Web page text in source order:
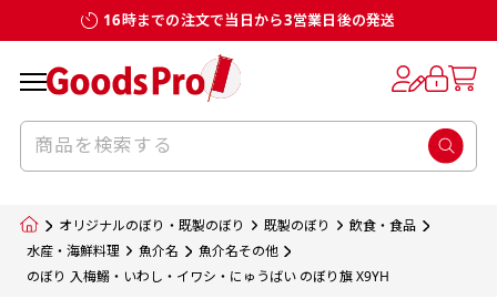
16時までの注文で当日から3営業日後の発送
オリジナルのぼり・既製のぼり 既製のぼり
飲食・食品
水産・海鮮料理
魚介名
魚介名その他
のぼり 入梅鰯・いわし・イワシ・にゅうばい のぼり旗 X9YH
お客様からのデータ入稿でのぼり旗を製作
する場合
入稿いただくデータは基本的にイラストレー
のデータとさせていただいております。
jpgデータ等の画像データを貼り付ける際には
デザイン変更なしでのご注文となります。
ルで製品デザインをしたデザインそのものを
指します。当グッズプロで販売として取り扱っ
ているあらゆるのぼり旗のデザインがそれに
のぼり旗のデザインをする際に、考えると良
のぼり旗のデザインとしては基本的に左側と
上側にポールを通すミミ（業界用語でチチと
呼びます）が縫いつけてあるのが一般的です。
サイズ一覧
既製品のサイズについては以下のサイズ表の通
お客様オリジナルサイズで製作をしたい場合
につきましてはお気軽にご相談ください。
サイズ一覧
既製品のサイズについては以下のサイズ表の通
お客様オリジナルサイズで製作をしたい場合
につきましてはお気軽にご相談ください。
一般的にはチチの位置はのぼり旗に対して上
ポールに通す際には上辺２か所に対してチチ
が左右どちらでものぼり旗自体をポールにく
くりつけることは可能です。
のぼり旗のチチについて
一般的にはチチの位置はのぼり旗に対して上
ポールに通す際には上辺２か所に対してチチ
が左右どちらでものぼり旗自体をポールにく
くりつけることは可能です。
補強縫製って何？
補強縫製とはヒートカッター（熱で焼き切る
をあげるために折り返し縫いをすることで風
の影響を受けやすい四辺の強度を増す加工で
す。
生地の種類
スリット（切り込み）加工とは？
スリット（切り込み）を入れることで横幕が
疑似的にのれんのように見せるための加工手
法です。